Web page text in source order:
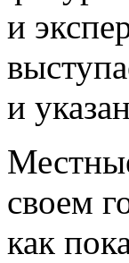
и
и
своем
как